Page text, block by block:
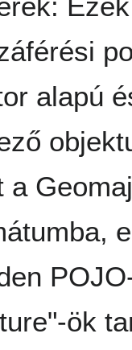
alapú
a
ök